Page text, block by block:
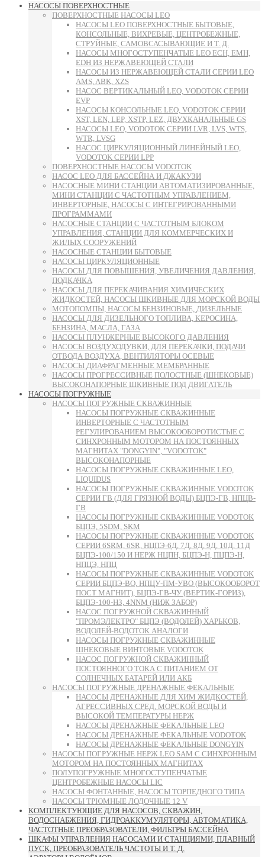
НАСОСЫ ПОВЕРХНОСТНЫЕ
ПОВЕРХНОСТНЫЕ НАСОСЫ LEO
НАСОСЫ LEO ПОВЕРХНОСТНЫЕ БЫТОВЫЕ,
КОНСОЛЬНЫЕ, ВИХРЕВЫЕ, ЦЕНТРОБЕЖНЫЕ,
СТРУЙНЫЕ, САМОВСАСЫВАЮЩИЕ И Т. Д.
НАСОСЫ МНОГОСТУПЕНЧАТЫЕ LEO ECH, EMH,
EDH ИЗ НЕРЖАВЕЮЩЕЙ СТАЛИ
НАСОСЫ ИЗ НЕРЖАВЕЮЩЕЙ СТАЛИ СЕРИИ LEO
AMS, ABK, XZS
НАСОС ВЕРТИКАЛЬНЫЙ LEO, VODOTOK СЕРИИ
EVP
НАСОСЫ КОНСОЛЬНЫЕ LEO, VODOTOK СЕРИИ
XST, LEN, LEP, XSTP, LEZ, ДВУХКАНАЛЬНЫЕ GS
НАСОСЫ LEO, VODOTOK СЕРИИ LVR, LVS, WTS,
WTR, LVSG
НАСОС ЦИРКУЛЯЦИОННЫЙ ЛИНЕЙНЫЙ LEO,
VODOTOK СЕРИИ LPP
ПОВЕРХНОСТНЫЕ НАСОСЫ VODOTOK
НАСОС LEO ДЛЯ БАССЕЙНА И ДЖАКУЗИ
НАСОСНЫЕ МИНИ СТАНЦИИ АВТОМАТИЗИРОВАННЫЕ,
МИНИ СТАНЦИИ С ЧАСТОТНЫМ УПРАВЛЕНИЕМ,
ИНВЕРТОРНЫЕ, НАСОСЫ С ИНТЕГРИРОВАННЫМИ
ПРОГРАММАМИ
НАСОСНЫЕ СТАНЦИИ С ЧАСТОТНЫМ БЛОКОМ
УПРАВЛЕНИЯ, СТАНЦИИ ДЛЯ КОММЕРЧЕСКИХ И
ЖИЛЫХ СООРУЖЕНИЙ
НАСОСНЫЕ СТАНЦИИ БЫТОВЫЕ
НАСОСЫ ЦИРКУЛЯЦИОННЫЕ
НАСОСЫ ДЛЯ ПОВЫШЕНИЯ, УВЕЛИЧЕНИЯ ДАВЛЕНИЯ,
ПОДКАЧКА
НАСОСЫ ДЛЯ ПЕРЕКАЧИВАНИЯ ХИМИЧЕСКИХ
ЖИДКОСТЕЙ, НАСОСЫ ШКИВНЫЕ ДЛЯ МОРСКОЙ ВОДЫ
МОТОПОМПЫ, НАСОСЫ БЕНЗИНОВЫЕ, ДИЗЕЛЬНЫЕ
НАСОСЫ ДЛЯ ДИЗЕЛЬНОГО ТОПЛИВА, КЕРОСИНА,
БЕНЗИНА, МАСЛА, ГАЗА
НАСОСЫ ПЛУНЖЕРНЫЕ ВЫСОКОГО ДАВЛЕНИЯ
НАСОСЫ ВОЗДУХОДУВКИ, ДЛЯ ПЕРЕКАЧКИ, ПОДАЧИ
ОТВОДА ВОЗДУХА, ВЕНТИЛЯТОРЫ ОСЕВЫЕ
НАСОСЫ ДИАФРАГМЕННЫЕ МЕМБРАННЫЕ
НАСОСЫ ПРОГРЕССИВНЫЕ ПОЛОСТНЫЕ (ШНЕКОВЫЕ)
ВЫСОКОНАПОРНЫЕ ШКИВНЫЕ ПОД ДВИГАТЕЛЬ
НАСОСЫ ПОГРУЖНЫЕ
НАСОСЫ ПОГРУЖНЫЕ СКВАЖИННЫЕ
НАСОСЫ ПОГРУЖНЫЕ СКВАЖИННЫЕ
ИНВЕРТОРНЫЕ С ЧАСТОТНЫМ
РЕГУЛИРОВАНИЕМ ВЫСОКООБОРОТИСТЫЕ С
СИНХРОННЫМ МОТОРОМ НА ПОСТОЯННЫХ
МАГНИТАХ "DONGYIN", "VODOTOK"
ВЫСОКОНАПОРНЫЕ
НАСОСЫ ПОГРУЖНЫЕ СКВАЖИННЫЕ LEO,
LIQUIDUS
НАСОСЫ ПОГРУЖНЫЕ СКВАЖИННЫЕ VODOTOK
СЕРИИ ГВ (ДЛЯ ГРЯЗНОЙ ВОДЫ) БЦПЭ-ГВ, НПЦВ-
ГВ
НАСОСЫ ПОГРУЖНЫЕ СКВАЖИННЫЕ VODOTOK
БЦПЭ, 5SDM, SKM
НАСОСЫ ПОГРУЖНЫЕ СКВАЖИННЫЕ VODOTOK
СЕРИИ 6SRM, 6SR, НЦПЭ-6Д, 7Д, 8Д, 9Д, 10Д, 11Д
БЦПЭ-100/150 И НЕРЖ НЦПН, БЦПЭ-Н, ПЦПЭ-Н,
НПЦЭ, НПЦ
НАСОСЫ ПОГРУЖНЫЕ СКВАЖИННЫЕ VODOTOK
СЕРИИ БЦПЭ-ВО, НПЦУ-ПМ-УВО (ВЫСОКООБОРОТ
ПОСТ МАГНИТ), БЦПЭ-ГВ-ЧУ (ВЕРТИК-ГОРИЗ),
БЦПЭ-100-НЗ, 4NNM (НИЖ ЗАБОР)
НАСОС ПОГРУЖНОЙ СКВАЖИННЫЙ
"ПРОМЭЛЕКТРО" БЦПЭ (ВОДОЛЕЙ) ХАРЬКОВ,
ВОДОЛЕЙ-ВОДОТОК АНАЛОГИ
НАСОСЫ ПОГРУЖНЫЕ СКВАЖИННЫЕ
ШНЕКОВЫЕ ВИНТОВЫЕ VODOTOK
НАСОС ПОГРУЖНОЙ СКВАЖИННЫЙ
ПОСТОЯННОГО ТОКА С ПИТАНИЕМ ОТ
СОЛНЕЧНЫХ БАТАРЕЙ ИЛИ АКБ
НАСОСЫ ПОГРУЖНЫЕ ДРЕНАЖНЫЕ ФЕКАЛЬНЫЕ
НАСОСЫ ДРЕНАЖНЫЕ ДЛЯ ХИМ ЖИДКОСТЕЙ,
АГРЕССИВНЫХ СРЕД, МОРСКОЙ ВОДЫ И
ВЫСОКОЙ ТЕМПЕРАТУРЫ НЕРЖ
НАСОСЫ ДРЕНАЖНЫЕ ФЕКАЛЬНЫЕ LEO
НАСОСЫ ДРЕНАЖНЫЕ ФЕКАЛЬНЫЕ VODOTOK
НАСОСЫ ДРЕНАЖНЫЕ ФЕКАЛЬНЫЕ DONGYIN
НАСОСЫ ПОГРУЖНЫЕ НЕРЖ LEO SAM С СИНХРОННЫМ
МОТОРОМ НА ПОСТОЯННЫХ МАГНИТАХ
ПОЛУПОГРУЖНЫЕ МНОГОСТУПЕНЧАТЫЕ
ЦЕНТРОБЕЖНЫЕ НАСОСЫ LIC
НАСОСЫ ФОНТАННЫЕ, НАСОСЫ ТОРПЕДНОГО ТИПА
НАСОСЫ ТРЮМНЫЕ ЛОДОЧНЫЕ 12 V
КОМПЛЕКТУЮЩИЕ ДЛЯ НАСОСОВ, СКВАЖИН,
ВОДОСНАБЖЕНИЯ, ГИДРОАККУМУЛЯТОРЫ, АВТОМАТИКА,
ЧАСТОТНЫЕ ПРЕОБРАЗОВАТЕЛИ, ФИЛЬТРЫ БАССЕЙНА
ШКАФЫ УПРАВЛЕНИЯ НАСОСАМИ И СТАНЦИЯМИ, ПЛАВНЫЙ
ПУСК, ПРЕОБРАЗОВАТЕЛЬ ЧАСТОТЫ И Т. Д.